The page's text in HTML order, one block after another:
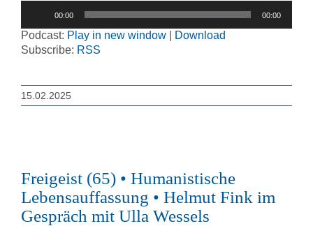
00:00 00:00
Podcast: Play in new window
Download
Subscribe: RSS
15.02.2025
Freigeist (65) • Humanistische
Lebensauffassung • Helmut Fink im
Gespräch mit Ulla Wessels